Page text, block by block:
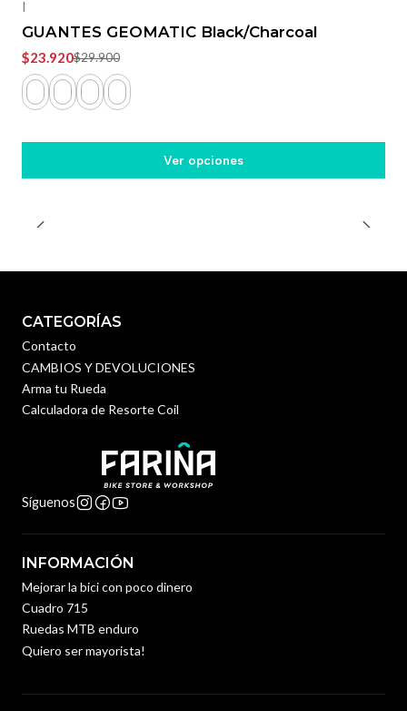
|
GUANTES GEOMATIC Black/Charcoal
$23.920$29.900
Ver opciones
CATEGORÍAS
Contacto
CAMBIOS Y DEVOLUCIONES
Arma tu Rueda
Calculadora de Resorte Coil
Síguenos
INFORMACIÓN
Mejorar la bici con poco dinero
Cuadro 715
Ruedas MTB enduro
Quiero ser mayorista!